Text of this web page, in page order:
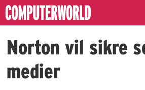
Norton vil sikre
medier